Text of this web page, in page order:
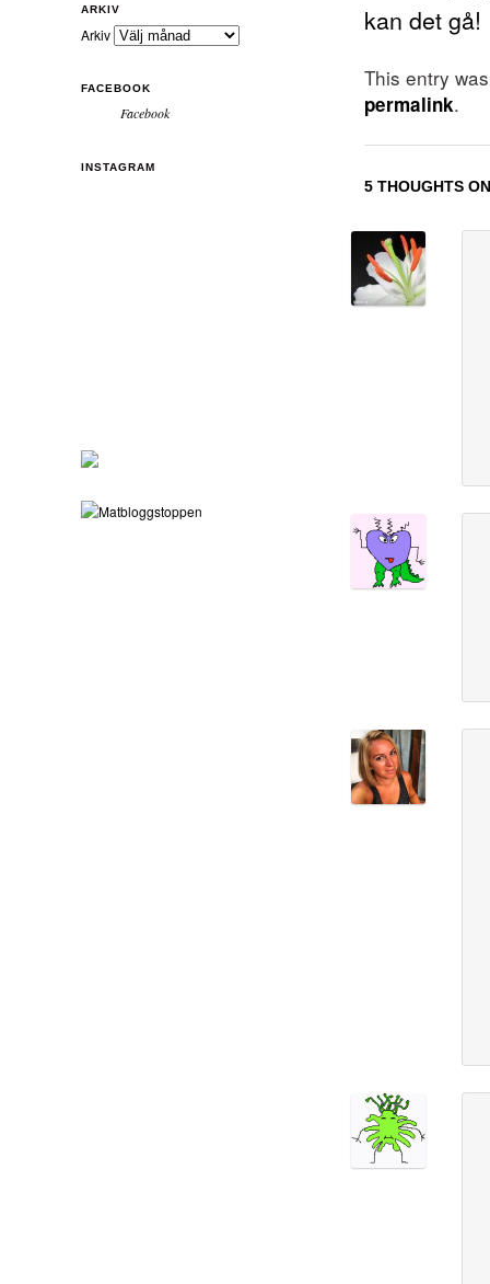
kan det gå!
This entry
permalink.
5 THOUGHTS
ARKIV
Arkiv
FACEBOOK
Facebook
INSTAGRAM